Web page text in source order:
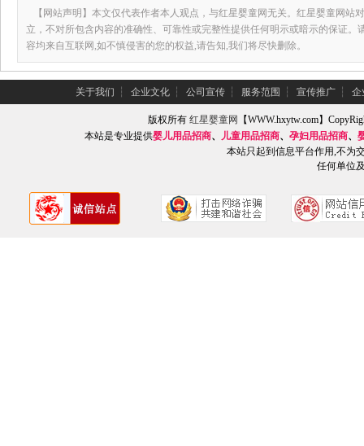
【网站声明】本文仅代表作者本人观点，与红星婴童网无关。红星婴童网站
立，不对所包含内容的准确性、可靠性或完整性提供任何明示或暗示的保证。
容均来自互联网,如不慎侵害的您的权益,请告知,我们将尽快删除。
关于我们 ┆ 企业文化 ┆ 公司宣传 ┆ 服务范围 ┆ 宣传推广 ┆ 企
版权所有红星婴童网
【WWW.hxytw.com】
本站是专业提供婴儿用品招商、 儿童用品招商、 孕妇用品招商、
本站只起到信息平台作用,不为
任何单位